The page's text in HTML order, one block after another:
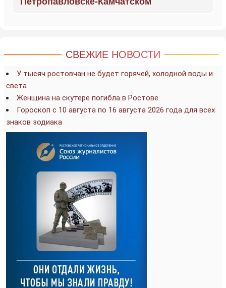
СВЕЖИЕ НОВОСТИ
У тысяч ростовчан не будет горячей, холодной воды и
света
Женщина на скутере погибла в Ростове
Гороскоп с 10 августа по 16 августа 2026 года для всех
знаков зодиака